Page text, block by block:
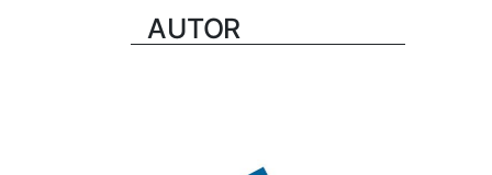
AUTOR